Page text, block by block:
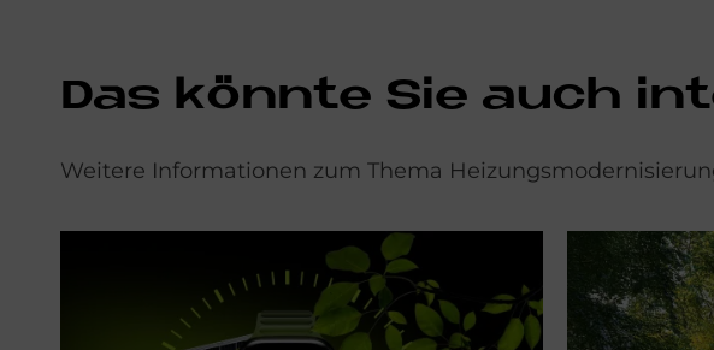
Das könn­te Sie auch
Weitere Informationen zum Thema